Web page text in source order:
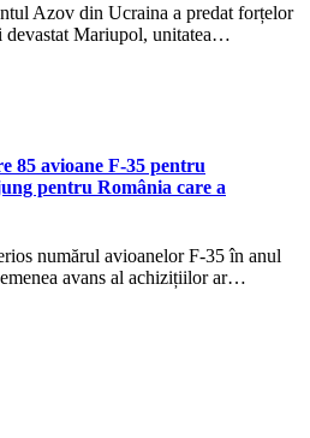
Azov din Ucraina a predat forțelor
devastat Mariupol, unitatea…
85 avioane F-35 pentru
pentru România care a
numărul avioanelor F-35 în anul
avans al achizițiilor ar…